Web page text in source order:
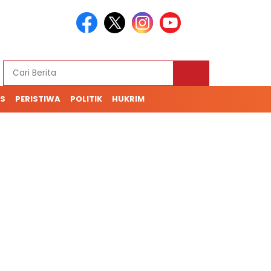
PERISTIWA POLITIK HUKRIM